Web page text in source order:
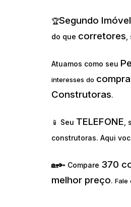
🏆Segundo Imóvel
do que corretores
Atuamos como seu
interesses do
Construtoras.
📱 Seu TELEFONE ,
construtoras. Aqui
🏡🔑 Compare 370
melhor preço. Fale